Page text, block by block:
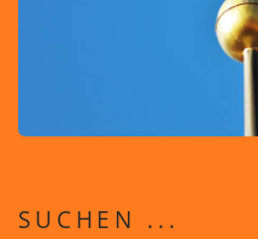
SUCHEN ...